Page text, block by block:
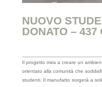
NUOVO
DONATO – 437
Il progetto mira a creare un
orientato alla comunità che
studenti. Il manufatto sorgerà a